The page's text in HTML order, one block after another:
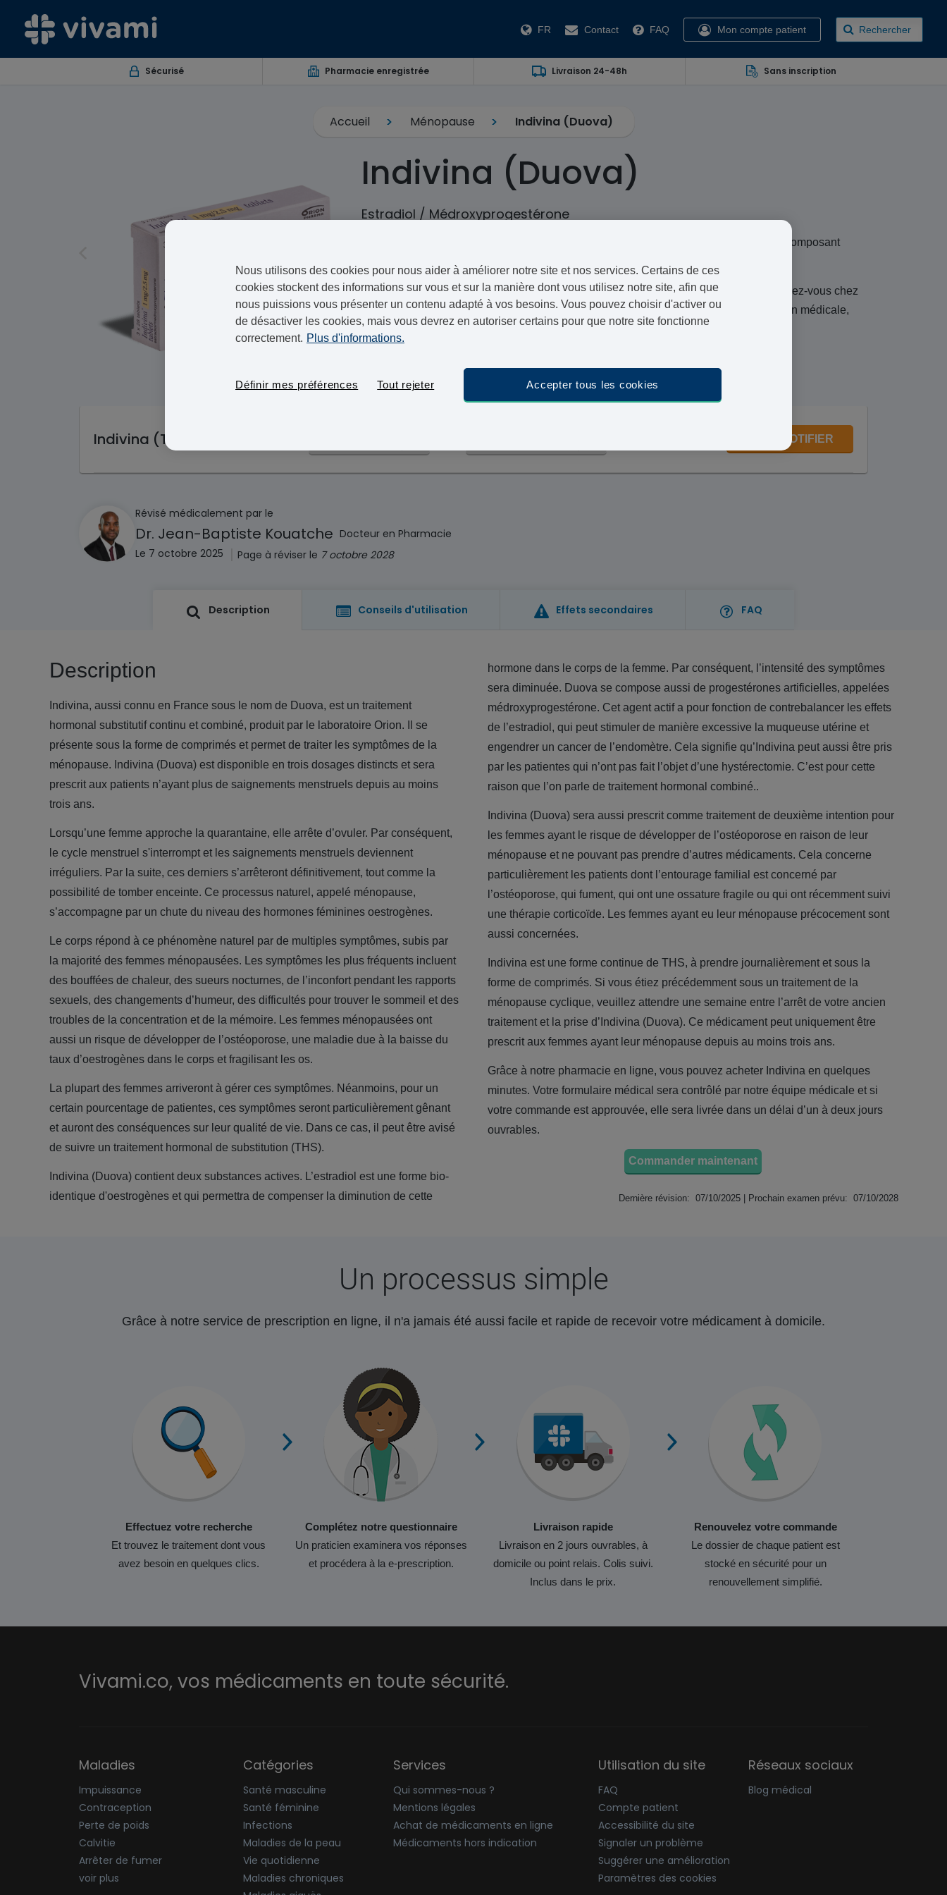
FR Contact FAQ Mon compte patient Rechercher
Sécurisé Pharmacie enregistrée Livraison 24-48h Sans inscription
Accueil Ménopause Indivina (Duova)
Indivina (Duova)
Estradiol / Médroxyprogestérone
Indivina, aussi appelé Duova, est un traitement hormonal substitutif (THS) continu se composant
Grâce à notre service de consultation en ligne, il n’est plus nécessaire de prendre rendez-vous chez
votre docteur pour renouveler votre médicament pour la ménopause. Après confirmation médicale,
vous recevrez votre colis dans un délai d’un à deux jours ouvrables.
Indivina (THS continu) ME NOTIFIER
Révisé médicalement par le
Dr. Jean-Baptiste Kouatche Docteur en Pharmacie
Le 7 octobre 2025
Page à réviser le 7 octobre 2028
Description Conseils d'utilisation Effets secondaires FAQ
Description
Indivina, aussi connu en France sous le nom de Duova, est un traitement
hormonal substitutif continu et combiné, produit par le laboratoire Orion. Il se
présente sous la forme de comprimés et permet de traiter les symptômes de la
ménopause. Indivina (Duova) est disponible en trois dosages distincts et sera
prescrit aux patients n’ayant plus de saignements menstruels depuis au moins
trois ans.
Lorsqu’une femme approche la quarantaine, elle arrête d’ovuler. Par conséquent,
le cycle menstruel s'interrompt et les saignements menstruels deviennent
irréguliers. Par la suite, ces derniers s’arrêteront définitivement, tout comme la
possibilité de tomber enceinte. Ce processus naturel, appelé ménopause,
s’accompagne par un chute du niveau des hormones féminines oestrogènes.
Le corps répond à ce phénomène naturel par de multiples symptômes, subis par
la majorité des femmes ménopausées. Les symptômes les plus fréquents incluent
des bouffées de chaleur, des sueurs nocturnes, de l’inconfort pendant les rapports
sexuels, des changements d’humeur, des difficultés pour trouver le sommeil et des
troubles de la concentration et de la mémoire. Les femmes ménopausées ont
aussi un risque de développer de l’ostéoporose, une maladie due à la baisse du
taux d’oestrogènes dans le corps et fragilisant les os.
La plupart des femmes arriveront à gérer ces symptômes. Néanmoins, pour un
certain pourcentage de patientes, ces symptômes seront particulièrement gênant
et auront des conséquences sur leur qualité de vie. Dans ce cas, il peut être avisé
de suivre un traitement hormonal de substitution (THS).
Indivina (Duova) contient deux substances actives. L’estradiol est une forme bio-
identique d'oestrogènes et qui permettra de compenser la diminution de cette
hormone dans le corps de la femme. Par conséquent, l’intensité des symptômes
sera diminuée. Duova se compose aussi de progestérones artificielles, appelées
médroxyprogestérone. Cet agent actif a pour fonction de contrebalancer les effets
de l’estradiol, qui peut stimuler de manière excessive la muqueuse utérine et
engendrer un cancer de l’endomètre. Cela signifie qu’Indivina peut aussi être pris
par les patientes qui n’ont pas fait l’objet d’une hystérectomie. C’est pour cette
raison que l’on parle de traitement hormonal combiné..
Indivina (Duova) sera aussi prescrit comme traitement de deuxième intention pour
les femmes ayant le risque de développer de l’ostéoporose en raison de leur
ménopause et ne pouvant pas prendre d’autres médicaments. Cela concerne
particulièrement les patients dont l’entourage familial est concerné par
l’ostéoporose, qui fument, qui ont une ossature fragile ou qui ont récemment suivi
une thérapie corticoïde. Les femmes ayant eu leur ménopause précocement sont
aussi concernées.
Indivina est une forme continue de THS, à prendre journalièrement et sous la
forme de comprimés. Si vous étiez précédemment sous un traitement de la
ménopause cyclique, veuillez attendre une semaine entre l’arrêt de votre ancien
traitement et la prise d’Indivina (Duova). Ce médicament peut uniquement être
prescrit aux femmes ayant leur ménopause depuis au moins trois ans.
Grâce à notre pharmacie en ligne, vous pouvez acheter Indivina en quelques
minutes. Votre formulaire médical sera contrôlé par notre équipe médicale et si
votre commande est approuvée, elle sera livrée dans un délai d’un à deux jours
ouvrables.
Commander maintenant
Dernière révision: 07/10/2025 | Prochain examen prévu: 07/10/2028
Un processus simple
Grâce à notre service de prescription en ligne, il n'a jamais été aussi facile et rapide de recevoir votre médicament à domicile.
Effectuez votre recherche
Et trouvez le traitement dont vous
avez besoin en quelques clics.
Complétez notre questionnaire
Un praticien examinera vos réponses
et procédera à la e-prescription.
Livraison rapide
Livraison en 2 jours ouvrables, à
domicile ou point relais. Colis suivi.
Inclus dans le prix.
Renouvelez votre commande
Le dossier de chaque patient est
stocké en sécurité pour un
renouvellement simplifié.
Vivami.co,vos médicaments en toute sécurité.
Maladies
Impuissance
Contraception
Perte de poids
Calvitie
Arrêter de fumer
voir plus
Catégories
Santé masculine
Santé féminine
Infections
Maladies de la peau
Vie quotidienne
Maladies chroniques
Services
Qui sommes-nous ?
Mentions légales
Achat de médicaments en ligne
Médicaments hors indication
Utilisation du site
FAQ
Compte patient
Accessibilité du site
Signaler un problème
Suggérer une amélioration
Paramètres des cookies
Réseaux sociaux
Blog médical
Nous utilisons des cookies pour nous aider à améliorer notre site et nos services. Certains de ces
cookies stockent des informations sur vous et sur la manière dont vous utilisez notre site, afin que
nous puissions vous présenter un contenu adapté à vos besoins. Vous pouvez choisir d'activer ou
de désactiver les cookies, mais vous devrez en autoriser certains pour que notre site fonctionne
correctement. Plus d'informations.
Définir mes préférences Tout rejeter Accepter tous les cookies